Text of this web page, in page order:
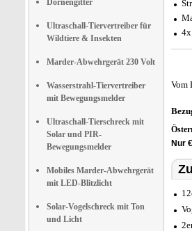
Dornengitter
Ultraschall-Tiervertreiber für
Wildtiere & Insekten
Marder-Abwehrgerät 230 Volt
Wasserstrahl-Tiervertreiber
mit Bewegungsmelder
Ultraschall-Tierschreck mit
Solar und PIR-
Bewegungsmelder
Mobiles Marder-Abwehrgerät
mit LED-Blitzlicht
Solar-Vogelschreck mit Ton
und Licht
Vom
Nur